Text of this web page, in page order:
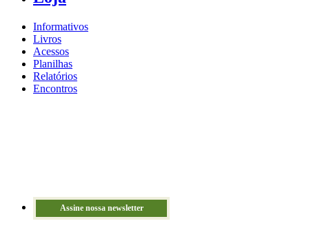
Informativos
Livros
Acessos
Planilhas
Relatórios
Encontros
Assine nossa newsletter